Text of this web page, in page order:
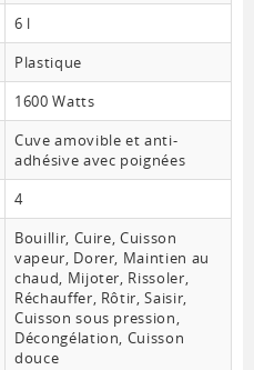
6 l
Plastique
1600 Watts
Cuve amovible et anti-
adhésive avec poignées
4
Bouillir, Cuire, Cuisson
vapeur, Dorer, Maintien au
chaud, Mijoter, Rissoler,
Réchauffer, Rôtir, Saisir,
Cuisson sous pression,
Décongélation, Cuisson
douce